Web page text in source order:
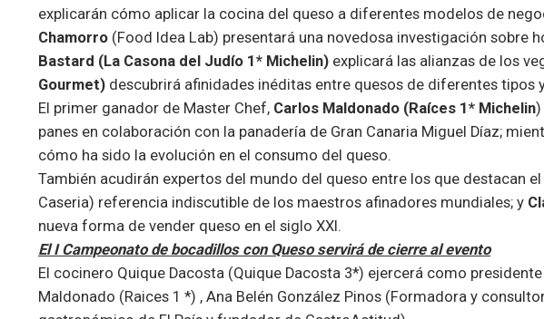
explicarán cómo aplicar la cocina del queso a diferentes modelos de
Chamorro (Food Idea Lab) presentará una novedosa investigación sobre
Bastard (La Casona del Judío 1* Michelin) explicará las alianzas de los
Gourmet) descubrirá afinidades inéditas entre quesos de diferentes tipos
El primer ganador de Master Chef, Carlos Maldonado (Raíces 1* Michelin)
panes en colaboración con la panadería de Gran Canaria Miguel Díaz;
cómo ha sido la evolución en el consumo del queso.
También acudirán expertos del mundo del queso entre los que destacan
Caseria) referencia indiscutible de los maestros afinadores mundiales; y
nueva forma de vender queso en el siglo XXI.
El I Campeonato de bocadillos con Queso servirá de cierre al evento
El cocinero Quique Dacosta (Quique Dacosta 3*) ejercerá como
Maldonado (Raices 1 *) , Ana Belén González Pinos (Formadora y